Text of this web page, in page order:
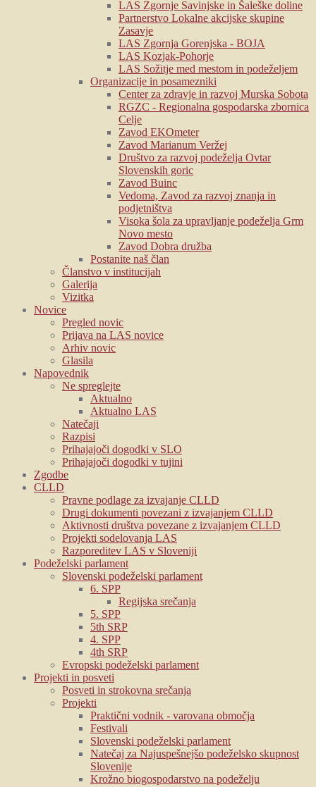
LAS Zgornje Savinjske in Šaleške doline
Partnerstvo Lokalne akcijske skupine
Zasavje
LAS Zgornja Gorenjska - BOJA
LAS Kozjak-Pohorje
LAS Sožitje med mestom in podeželjem
Organizacije in posamezniki
Center za zdravje in razvoj Murska Sobota
RGZC - Regionalna gospodarska zbornica
Celje
Zavod EKOmeter
Zavod Marianum Veržej
Društvo za razvoj podeželja Ovtar
Slovenskih goric
Zavod Buinc
Vedoma, Zavod za razvoj znanja in
podjetništva
Visoka šola za upravljanje podeželja Grm
Novo mesto
Zavod Dobra družba
Postanite naš član
Članstvo v institucijah
Galerija
Vizitka
Novice
Pregled novic
Prijava na LAS novice
Arhiv novic
Glasila
Napovednik
Ne spreglejte
Aktualno
Aktualno LAS
Natečaji
Razpisi
Prihajajoči dogodki v SLO
Prihajajoči dogodki v tujini
Zgodbe
CLLD
Pravne podlage za izvajanje CLLD
Drugi dokumenti povezani z izvajanjem CLLD
Aktivnosti društva povezane z izvajanjem CLLD
Projekti sodelovanja LAS
Razporeditev LAS v Sloveniji
Podeželski parlament
Slovenski podeželski parlament
6. SPP
Regijska srečanja
5. SPP
5th SRP
4. SPP
4th SRP
Evropski podeželski parlament
Projekti in posveti
Posveti in strokovna srečanja
Projekti
Praktični vodnik - varovana območja
Festivali
Slovenski podeželski parlament
Natečaj za Najuspešnejšo podeželsko skupnost
Slovenije
Krožno biogospodarstvo na podeželju